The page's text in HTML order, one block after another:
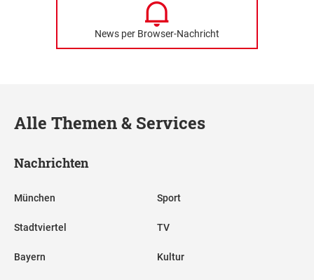
News per Browser-Nachricht
Alle Themen & Services
Nachrichten
München
Stadtviertel
Bayern
Sport
TV
Kultur